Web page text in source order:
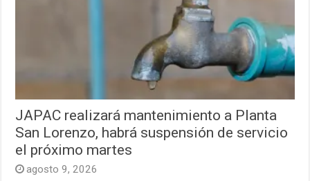
JAPAC realizará mantenimiento a Planta
San Lorenzo, habrá suspensión de servicio
el próximo martes
agosto 9, 2026